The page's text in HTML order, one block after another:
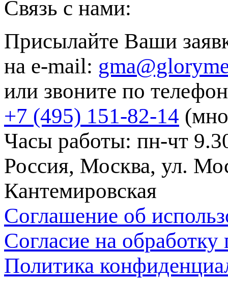
Связь с нами:
Присылайте Ваши
на e-mail:
или звоните по
+7 (495) 151-82-14
Часы работы: пн-чт
Россия, Москва, ул.
Кантемировская
Соглашение об
Согласие на
Политика